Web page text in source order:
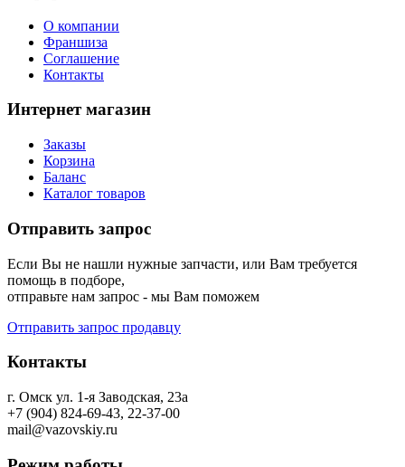
О компании
Франшиза
Соглашение
Контакты
Интернет магазин
Заказы
Корзина
Баланс
Каталог товаров
Отправить запрос
Если Вы не нашли нужные запчасти, или Вам требуется
помощь в подборе,
отправьте нам запрос - мы Вам поможем
Отправить запрос продавцу
Контакты
г. Омск ул. 1-я Заводская, 23а
+7 (904) 824-69-43, 22-37-00
mail@vazovskiy.ru